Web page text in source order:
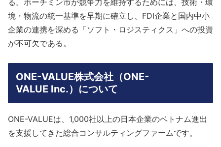
境・物流の統一基準を早期に確立し、FDI企業と国内中小
企業の連携を深める「ソフト・ロジスティクス」への投資
が不可欠である。
ONE-VALUE株式会社（ONE-
VALUE Inc.）について
ONE-VALUEは、1,000社以上の日本企業のベトナム進出
を支援してきた総合コンサルティングファームです。